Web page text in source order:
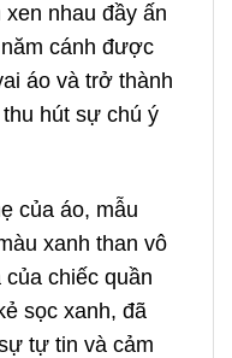
nhau đầy ấn
cánh được
áo và trở thành
hút sự chú ý
của áo, mẫu
xanh than vô
chiếc quần
sọc xanh, đã
tự tin và cảm